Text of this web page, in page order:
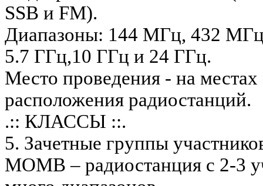
SSB и FM).
Диапазоны: 144 МГц, 432
5.7 ГГц,10 ГГц и 24 ГГц.
Место проведения - на местах
расположения радиостанций.
.:: КЛАССЫ ::.
5. Зачетные группы
МОMB – радиостанция с 2-3